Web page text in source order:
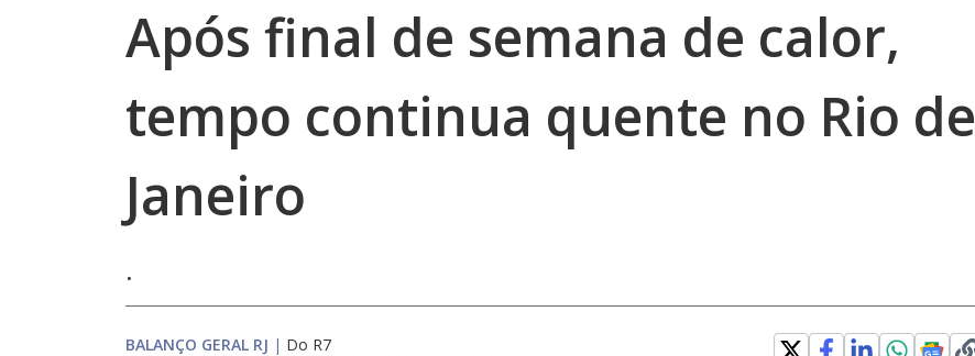
Após final de semana de calor,
tempo continua quente no Rio de
Janeiro
.
BALANÇO GERAL RJ | Do R7